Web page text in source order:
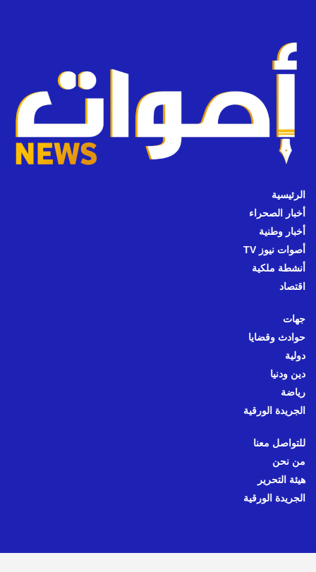
الرئيسية
أخبار الصحراء
أخبار وطنية
أصوات نيوز TV
أنشطة ملكية
اقتصاد
جهات
حوادث وقضايا
دولية
دين ودنيا
رياضة
الجريدة الورقية
للتواصل معنا
من نحن
هيئة التحرير
الجريدة الورقية